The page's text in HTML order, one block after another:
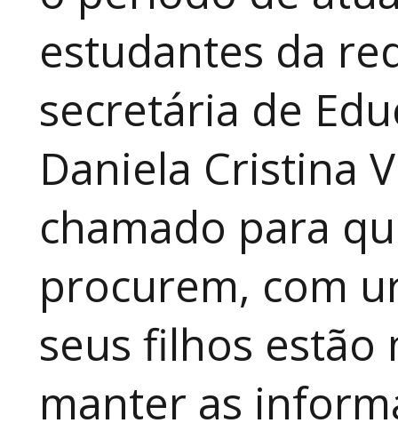
estudantes da
secretária de
Daniela Cristina
chamado para
procurem, com
seus filhos
manter as